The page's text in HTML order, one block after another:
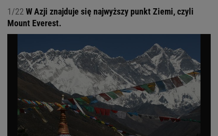
1/22 W Azji znajduje się najwyższy punkt Ziemi, czyli
Mount Everest.